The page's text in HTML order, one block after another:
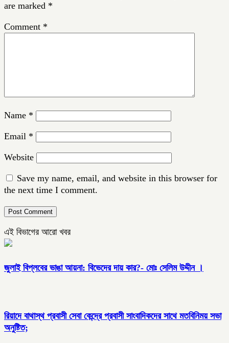
are marked *
Comment *
Name *
Email *
Website
Save my name, email, and website in this browser for
the next time I comment.
এই বিভাগের আরো খবর
জুলাই বিপ্লবের ভাঙা আয়না: বিভেদের দায় কার?- মোঃ সেলিম উদ্দীন ।
রিয়াদে বাথাস্থ প্রবাসী সেবা কেন্দ্রে প্রবাসী সাংবাদিকদের সাথে মতবিনিময় সভা
অনুষ্টিত;